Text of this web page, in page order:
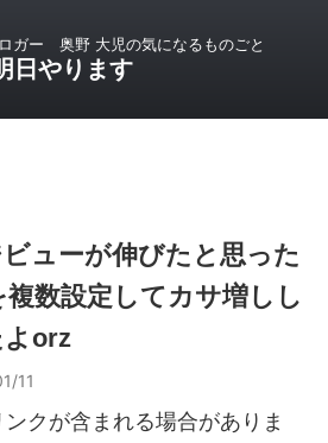
ガー 奥野 大児の気になるものごと
日やります
ューが伸びたと思った
数設定してカサ増しし
orz
11
クが含まれる場合がありま